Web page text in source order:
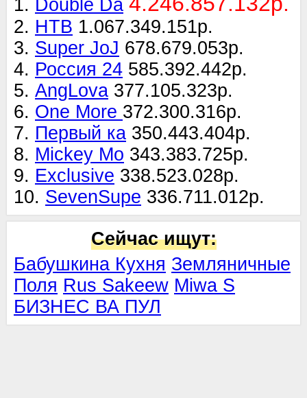
1. Double Da
2. НТВ 1.067.349.151р.
3. Super JoJ 678.679.053р.
4. Россия 24 585.392.442р.
5. AngLova 377.105.323р.
6. One More 372.300.316р.
7. Первый ка 350.443.404р.
8. Mickey Mo 343.383.725р.
9. Exclusive 338.523.028р.
10. SevenSupe 336.711.012р.
Сейчас ищут:
Бабушкина Кухня Земляничные
Поля Rus Sakeew Miwa S
БИЗНЕС ВА ПУЛ